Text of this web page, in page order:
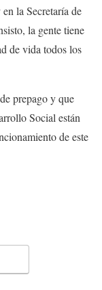
la Secretaría de
la gente tiene
de vida todos los
prepago y que
Social están
de este